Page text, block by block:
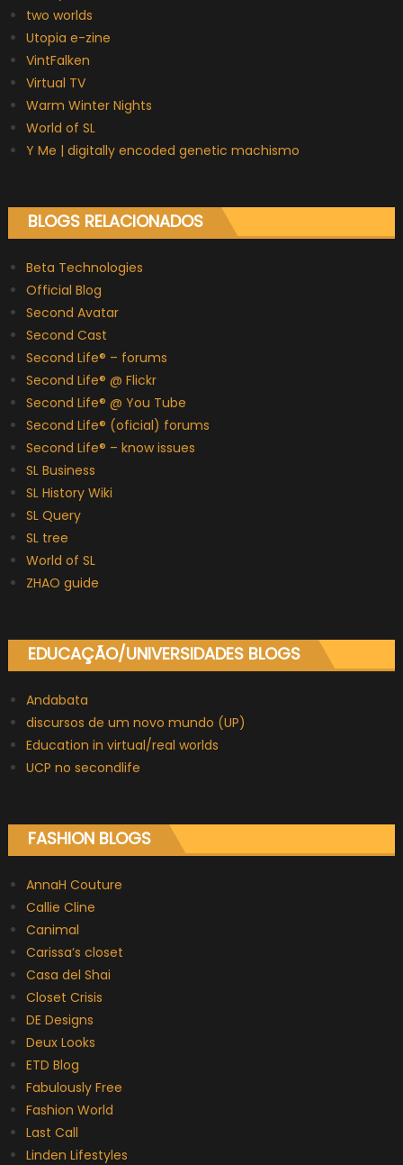
two worlds
Utopia e-zine
VintFalken
Virtual TV
Warm Winter Nights
World of SL
Y Me | digitally encoded genetic machismo
BLOGS RELACIONADOS
Beta Technologies
Official Blog
Second Avatar
Second Cast
Second Life® – forums
Second Life® @ Flickr
Second Life® @ You Tube
Second Life® (oficial) forums
Second Life® – know issues
SL Business
SL History Wiki
SL Query
SL tree
World of SL
ZHAO guide
EDUCAÇÃO/UNIVERSIDADES BLOGS
Andabata
discursos de um novo mundo (UP)
Education in virtual/real worlds
UCP no secondlife
FASHION BLOGS
AnnaH Couture
Callie Cline
Canimal
Carissa’s closet
Casa del Shai
Closet Crisis
DE Designs
Deux Looks
ETD Blog
Fabulously Free
Fashion World
Last Call
Linden Lifestyles